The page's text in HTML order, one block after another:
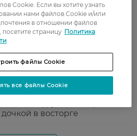
користуюся давно і
для дорослих в кого довге
средство для юных
длинных волос:
облегчает
придаёт блеск и
в восторге
Cookie. Если вы хотите узнать
нами файлов Cookie и/или
в отношении файлов
страницу Политика
файлы Cookie
все файлы Cookie